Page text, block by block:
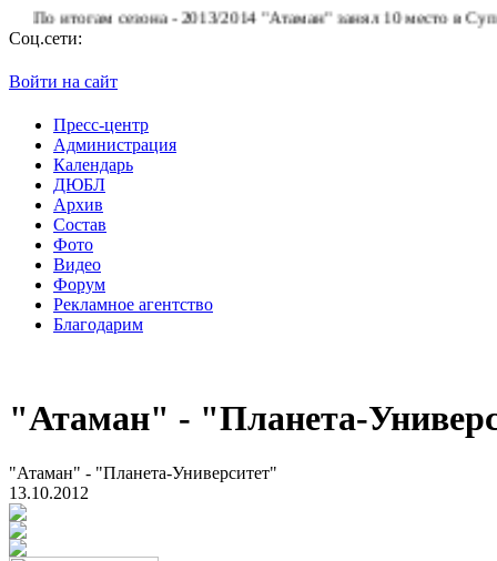
итогам сезона - 2013/2014 "Атаман" занял 10 место в
Соц.сети:
Войти на сайт
Пресс-центр
Администрация
Календарь
ДЮБЛ
Архив
Состав
Фото
Видео
Форум
Рекламное агентство
Благодарим
"Атаман" - "Планета-
"Атаман" - "Планета-Университет"
13.10.2012